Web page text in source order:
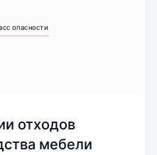
опасности
отходов
мебели